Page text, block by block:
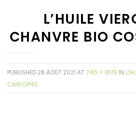
L’HUILE
CHANVRE BIO
PUBLISHED 26 AOÛT 2021 AT745 × 1878 IN
CAN’OPEE.